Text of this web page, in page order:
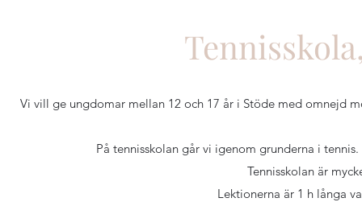
Vi vill ge ungdomar mellan 12 och 17 år i Stöde med omnejd
På tennisskolan går vi igenom grunderna i
Tennisskolan är
Lektionerna är 1 h långa